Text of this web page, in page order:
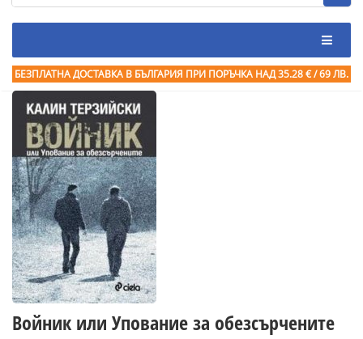
БЕЗПЛАТНА ДОСТАВКА В БЪЛГАРИЯ ПРИ ПОРЪЧКА НАД 35.28 € / 69 ЛВ.
Войник или Упование за обезсърчените